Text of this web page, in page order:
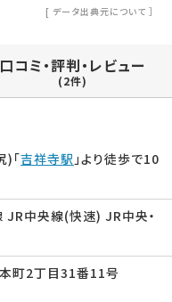
[ データ出典元について ］
口コミ・評判・レビュー
(2件)
「吉祥寺駅」より徒歩で10
JR中央線(快速) JR中央・
町2丁目31番11号